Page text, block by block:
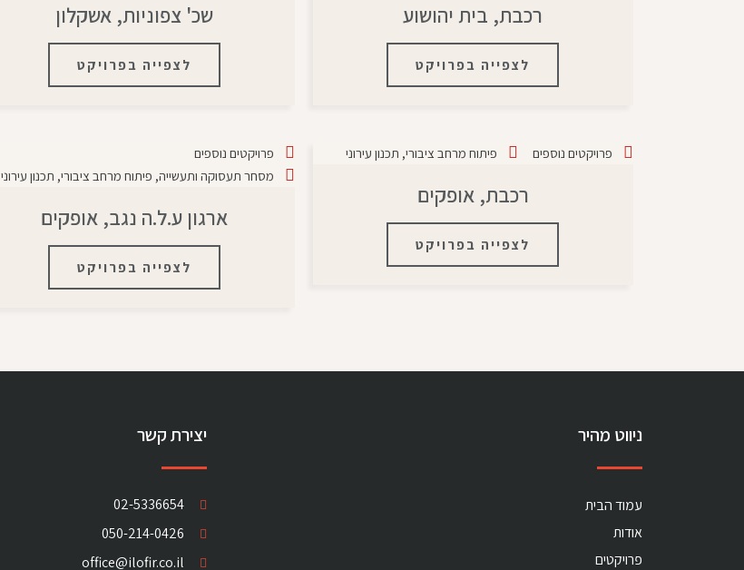
רכבת, בית יהושוע
לצפייה בפרויקט
שכ' צפוניות, אשקלון
לצפייה בפרויקט
פרויקטים נוספים פיתוח מרחב ציבורי, תכנון עירוני
רכבת, אופקים
לצפייה בפרויקט
פרויקטים נוספים
מסחר תעסוקה ותעשייה, פיתוח מרחב ציבורי, תכנון עירוני
ארגון ע.ל.ה נגב, אופקים
לצפייה בפרויקט
ניווט מהיר
עמוד הבית
אודות
פרויקטים
יצירת קשר
02-5336654
050-214-0426
office@ilofir.co.il